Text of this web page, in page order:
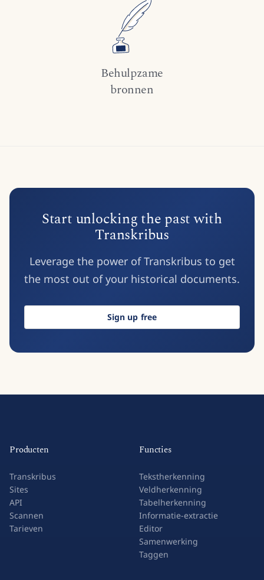
Behulpzame
bronnen
Start unlocking the past with
Transkribus
Leverage the power of Transkribus to get
the most out of your historical documents.
Sign up free
Producten
Transkribus
Sites
API
Scannen
Tarieven
Functies
Tekstherkenning
Veldherkenning
Tabelherkenning
Informatie-extractie
Editor
Samenwerking
Taggen